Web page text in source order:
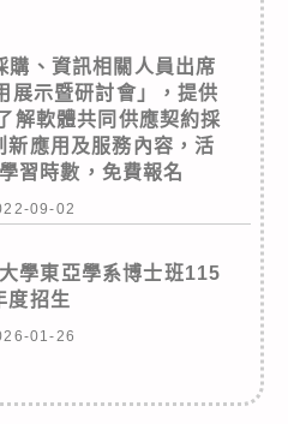
購、資訊相關人員出席
展示暨研討會」，提供
解軟體共同供應契約採
新應用及服務內容，活
習時數，免費報名
09-02
學東亞學系博士班115
度招生
01-26